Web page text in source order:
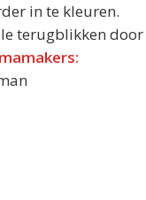
in te kleuren.
terugblikken